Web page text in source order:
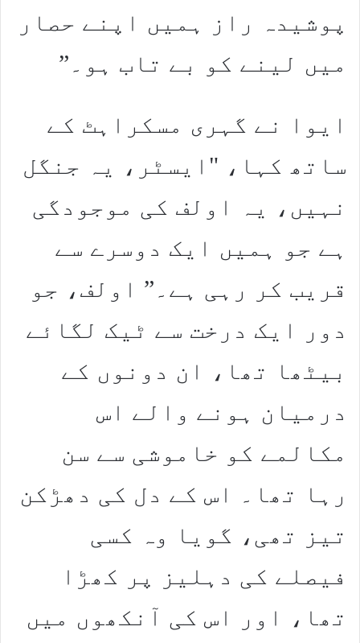
پوشیدہ راز ہمیں اپنے حصار
میں لینے کو بے تاب ہو۔”
ایوا نے گہری مسکراہٹ کے
ساتھ کہا، "ایسٹر، یہ جنگل
نہیں، یہ اولف کی موجودگی
ہے جو ہمیں ایک دوسرے سے
قریب کر رہی ہے۔” اولف، جو
دور ایک درخت سے ٹیک لگائے
بیٹھا تھا، ان دونوں کے
درمیان ہونے والے اس
مکالمے کو خاموشی سے سن
رہا تھا۔ اس کے دل کی دھڑکن
تیز تھی، گویا وہ کسی
فیصلے کی دہلیز پر کھڑا
تھا، اور اس کی آنکھوں میں